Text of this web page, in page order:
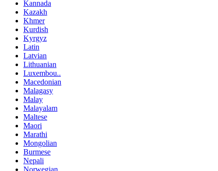
Kannada
Kazakh
Khmer
Kurdish
Kyrgyz
Latin
Latvian
Lithuanian
Luxembou..
Macedonian
Malagasy
Malay
Malayalam
Maltese
Maori
Marathi
Mongolian
Burmese
Nepali
Norwegian